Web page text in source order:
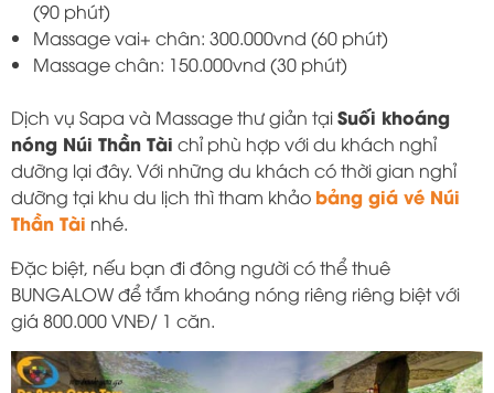
(90 phút)
Massage vai+ chân: 300.000vnd (60 phút)
Massage chân: 150.000vnd (30 phút)
Dịch vụ Sapa và Massage thư giản tạiSuối khoáng
nóng Núi Thần Tài chỉ phù hợp với du khách nghỉ
dưỡng lại đây. Với những du khách có thời gian nghỉ
dưỡng tại khu du lịch thì tham khảo bảng giá vé Núi
Thần Tài nhé.
Đặc biệt, nếu bạn đi đông người có thể thuê
BUNGALOW để tắm khoáng nóng riêng riêng biệt với
giá 800.000 VNĐ/ 1 căn.